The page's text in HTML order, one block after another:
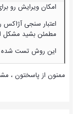
امکان ویرایش رو
اعتبار سنجی آژاکس
مطمئن بشید مشکل
این روش تست شده .
ممنون از پاسختون ،